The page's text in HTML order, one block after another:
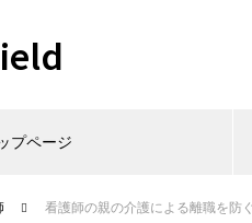
プページ
看護師の親の介護による離職を防